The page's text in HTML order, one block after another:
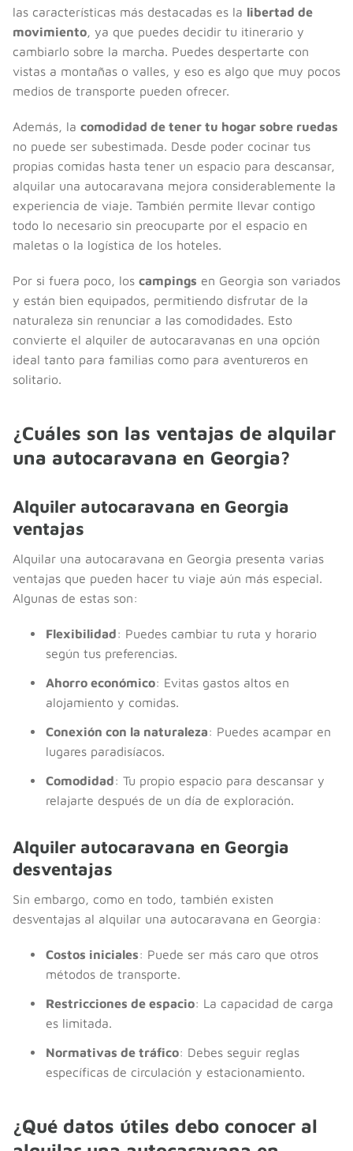
las características más destacadas es la libertad de
movimiento, ya que puedes decidir tu itinerario y
cambiarlo sobre la marcha. Puedes despertarte con
vistas a montañas o valles, y eso es algo que muy pocos
medios de transporte pueden ofrecer.
Además, la comodidad de tener tu hogar sobre ruedas
no puede ser subestimada. Desde poder cocinar tus
propias comidas hasta tener un espacio para descansar,
alquilar una autocaravana mejora considerablemente la
experiencia de viaje. También permite llevar contigo
todo lo necesario sin preocuparte por el espacio en
maletas o la logística de los hoteles.
Por si fuera poco, los campings en Georgia son variados
y están bien equipados, permitiendo disfrutar de la
naturaleza sin renunciar a las comodidades. Esto
convierte el alquiler de autocaravanas en una opción
ideal tanto para familias como para aventureros en
solitario.
¿Cuáles son las ventajas de alquilar
una autocaravana en Georgia?
Alquiler autocaravana en Georgia
ventajas
Alquilar una autocaravana en Georgia presenta varias
ventajas que pueden hacer tu viaje aún más especial.
Algunas de estas son:
Flexibilidad: Puedes cambiar tu ruta y horario
según tus preferencias.
Ahorro económico: Evitas gastos altos en
alojamiento y comidas.
Conexión con la naturaleza: Puedes acampar en
lugares paradisíacos.
Comodidad: Tu propio espacio para descansar y
relajarte después de un día de exploración.
Alquiler autocaravana en Georgia
desventajas
Sin embargo, como en todo, también existen
desventajas al alquilar una autocaravana en Georgia:
Costos iniciales: Puede ser más caro que otros
métodos de transporte.
Restricciones de espacio: La capacidad de carga
es limitada.
Normativas de tráfico: Debes seguir reglas
específicas de circulación y estacionamiento.
¿Qué datos útiles debo conocer al